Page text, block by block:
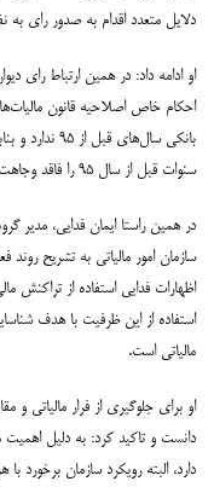
دلایل متعدد اقدام به صدور رای به
او ادامه داد: در همین ارتباط رای
احکام خاص اصلاحیه قانون
بانکی
سنوات قبل از سال ۹۵ را فاقد وجاهت قانونی دانسته است.
در همین راستا ایمان فدایی، مدیر
سازمان امور مالیاتی به تشریح روند
اظهارات فدایی استفاده از تراکنش
مالیاتی است.
او برای جلوگیری از فرار مالیاتی و
دانست و تاکید کرد: به دلیل
دارد، البته رویکرد سازمان برخورد